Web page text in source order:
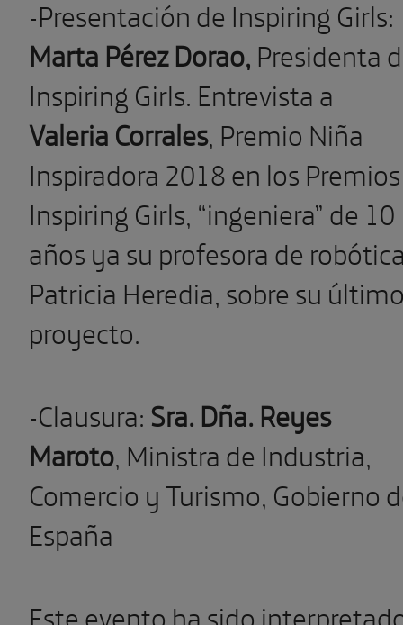
-Presentación de Inspiring Girls:
Marta Pérez Dorao, Presidenta
Inspiring Girls. Entrevista a
Valeria Corrales, Premio Niña
Inspiradora 2018 en los Premios
Inspiring Girls, “ingeniera” de 10
años ya su profesora de
Patricia Heredia, sobre su
proyecto.
-Clausura: Sra. Dña. Reyes
Maroto, Ministra de Industria,
Comercio y Turismo, Gobierno
España
Este evento ha sido